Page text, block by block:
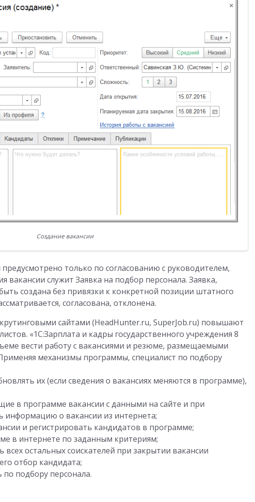
Создание вакансии
только по согласованию с руководителем,
вакансии служит Заявка на подбор персонала. Заявка,
создана без привязки к конкретной позиции штатного
согласована, отклонена.
сайтами (HeadHunter.ru, SuperJob.ru) повышают
«1С:Зарплата и кадры государственного учреждения 8
вести работу с вакансиями и резюме, размещаемыми
механизмы программы, специалист по подбору
их (если сведения о вакансиях меняются в программе),
в программе вакансии с данными на сайте и при
информацию о вакансии из интернета;
и регистрировать кандидатов в программе;
в интернете по заданным критериям;
всех остальных соискателей при закрытии вакансии
отбор кандидата;
подбору персонала.